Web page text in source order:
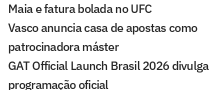
Maia e fatura bolada no UFC
Vasco anuncia casa de apostas como
patrocinadora máster
GAT Official Launch Brasil 2026 divulga
programação oficial